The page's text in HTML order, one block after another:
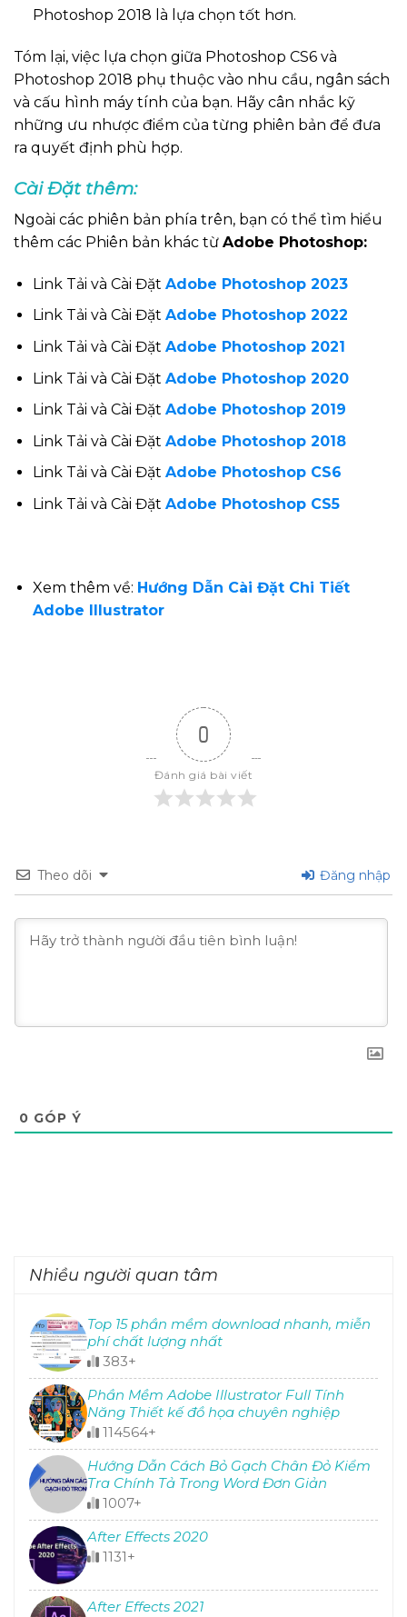
Photoshop 2018 là lựa chọn tốt hơn.
Tóm lại, việc lựa chọn giữa Photoshop CS6 và
Photoshop 2018 phụ thuộc vào nhu cầu, ngân sách
và cấu hình máy tính của bạn. Hãy cân nhắc kỹ
những ưu nhược điểm của từng phiên bản để đưa
ra quyết định phù hợp.
Cài Đặt thêm:
Ngoài các phiên bản phía trên, bạn có thể tìm hiểu
thêm các Phiên bản khác từ Adobe Photoshop:
Link Tải và Cài Đặt Adobe Photoshop 2023
Link Tải và Cài Đặt Adobe Photoshop 2022
Link Tải và Cài Đặt Adobe Photoshop 2021
Link Tải và Cài Đặt Adobe Photoshop 2020
Link Tải và Cài Đặt Adobe Photoshop 2019
Link Tải và Cài Đặt Adobe Photoshop 2018
Link Tải và Cài Đặt Adobe Photoshop CS6
Link Tải và Cài Đặt Adobe Photoshop CS5
Xem thêm về: Hướng Dẫn Cài Đặt Chi Tiết
Adobe Illustrator
0
Đánh giá bài viết
Theo dõi Đăng nhập
0 GÓP Ý
Nhiều người quan tâm
Top 15 phần mềm download nhanh, miễn
phí chất lượng nhất
383+
Phần Mềm Adobe Illustrator Full Tính
Năng Thiết kế đồ họa chuyên nghiệp
114564+
Hướng Dẫn Cách Bỏ Gạch Chân Đỏ Kiểm
Tra Chính Tả Trong Word Đơn Giản
1007+
After Effects 2020
1131+
After Effects 2021